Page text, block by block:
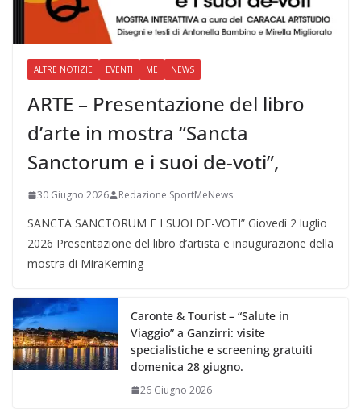
ALTRE NOTIZIE EVENTI ME NEWS
ARTE – Presentazione del libro
d’arte in mostra “Sancta
Sanctorum e i suoi de-voti”,
30 Giugno 2026 Redazione SportMeNews
SANCTA SANCTORUM E I SUOI DE-VOTI” Giovedì 2 luglio
2026 Presentazione del libro d’artista e inaugurazione della
mostra di MiraKerning
Caronte & Tourist – “Salute in
Viaggio” a Ganzirri: visite
specialistiche e screening gratuiti
domenica 28 giugno.
26 Giugno 2026